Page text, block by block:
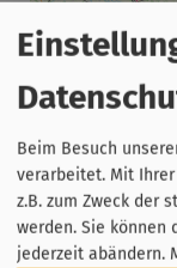
Beim Besuch
verarbeitet. Mit
z.B. zum Zweck der
werden. Sie können
jederzeit abändern.